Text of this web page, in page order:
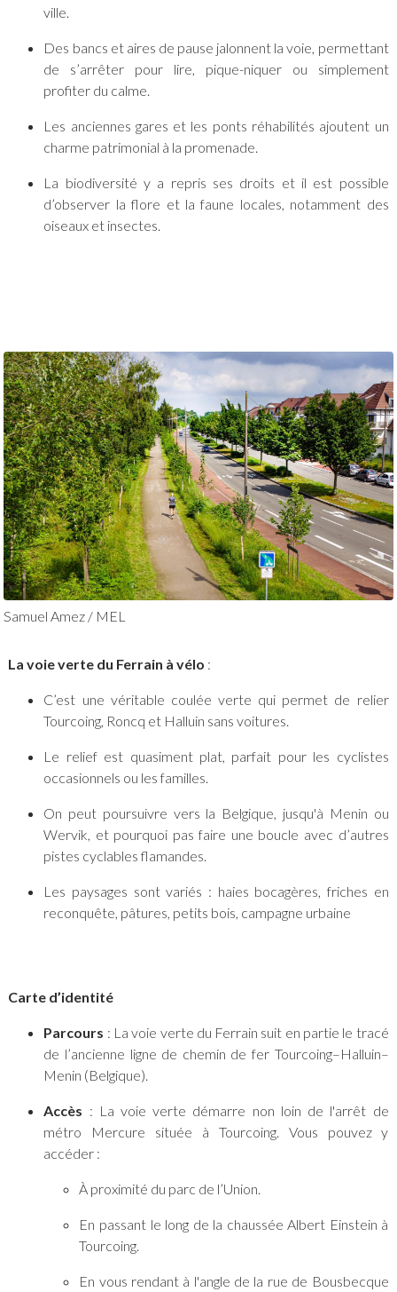
ville.
Des bancs et aires de pause jalonnent la voie, permettant
de s’arrêter pour lire, pique-niquer ou simplement
profiter du calme.
Les anciennes gares et les ponts réhabilités ajoutent un
charme patrimonial à la promenade.
La biodiversité y a repris ses droits et il est possible
d’observer la flore et la faune locales, notamment des
oiseaux et insectes.
Samuel Amez / MEL
La voie verte du Ferrain à vélo :
C’est une véritable coulée verte qui permet de relier
Tourcoing, Roncq et Halluin sans voitures.
Le relief est quasiment plat, parfait pour les cyclistes
occasionnels ou les familles.
On peut poursuivre vers la Belgique, jusqu'à Menin ou
Wervik, et pourquoi pas faire une boucle avec d’autres
pistes cyclables flamandes.
Les paysages sont variés : haies bocagères, friches en
reconquête, pâtures, petits bois, campagne urbaine
Carte d’identité
Parcours : La voie verte du Ferrain suit en partie le tracé
de l’ancienne ligne de chemin de fer Tourcoing–Halluin–
Menin (Belgique).
Accès : La voie verte démarre non loin de l'arrêt de
métro Mercure située à Tourcoing. Vous pouvez y
accéder :
À proximité du parc de l’Union.
En passant le long de la chaussée Albert Einstein à
Tourcoing.
En vous rendant à l'angle de la rue de Bousbecque